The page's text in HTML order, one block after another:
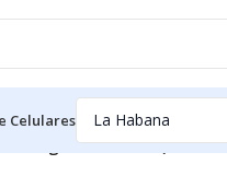
Celulares
Gigabit AC1200 (Archer